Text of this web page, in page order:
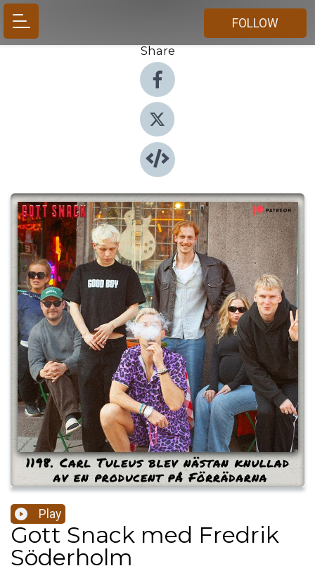
FOLLOW
Share
Play
Gott Snack med Fredrik
Söderholm